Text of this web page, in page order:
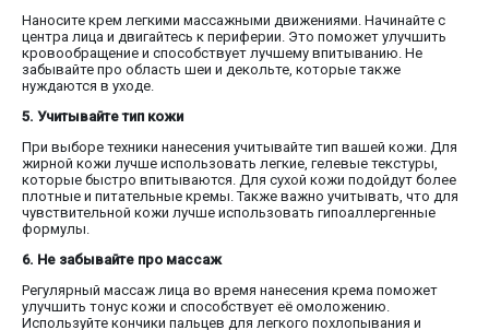
Наносите крем легкими массажными движениями. Начинайте с
центра лица и двигайтесь к периферии. Это поможет улучшить
кровообращение и способствует лучшему впитыванию. Не
забывайте про область шеи и декольте, которые также
нуждаются в уходе.
5. Учитывайте тип кожи
При выборе техники нанесения учитывайте тип вашей кожи. Для
жирной кожи лучше использовать легкие, гелевые текстуры,
которые быстро впитываются. Для сухой кожи подойдут более
плотные и питательные кремы. Также важно учитывать, что для
чувствительной кожи лучше использовать гипоаллергенные
формулы.
6. Не забывайте про массаж
Регулярный массаж лица во время нанесения крема поможет
улучшить тонус кожи и способствует её омоложению.
Используйте кончики пальцев для легкого похлопывания и